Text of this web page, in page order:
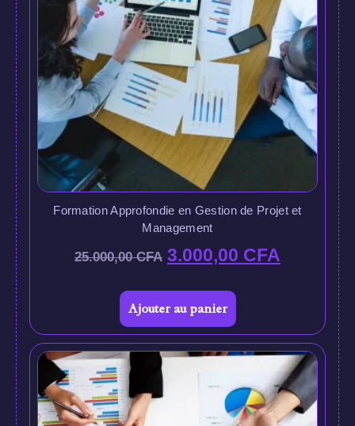
Formation Approfondie en Gestion de Projet et
Management
25.000,00CFA 3.000,00 CFA
Ajouter au panier